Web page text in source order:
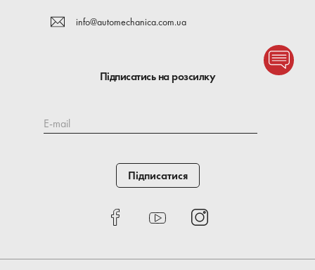
info@automechanica.com.ua
Підписатись на розсилку
E-mail
Підписатися